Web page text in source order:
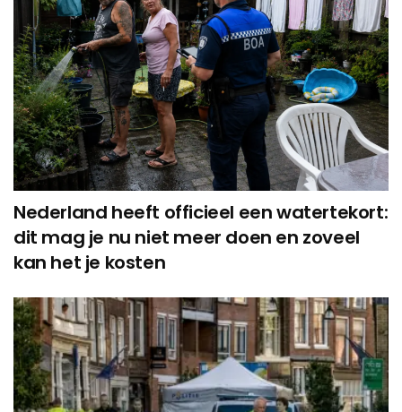
Nederland heeft officieel een watertekort:
dit mag je nu niet meer doen en zoveel
kan het je kosten